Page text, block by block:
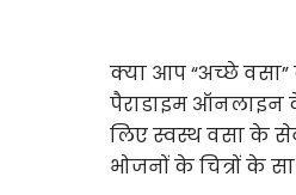
क्या आप “अच्छे वसा”
पैराडाइम ऑनलाइन
लिए स्वस्थ वसा के
भोजनों के चित्रों के